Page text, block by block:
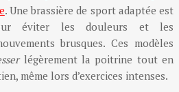
. Une brassière de sport adaptée est
éviter les douleurs et les
brusques. Ces modèles
légèrement la poitrine tout en
même lors d’exercices intenses.